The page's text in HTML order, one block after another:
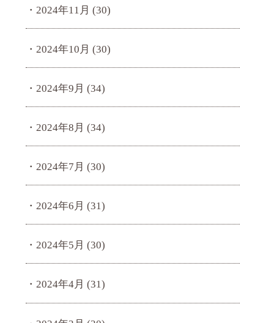
2024年11月 (30)
2024年10月 (30)
2024年9月 (34)
2024年8月 (34)
2024年7月 (30)
2024年6月 (31)
2024年5月 (30)
2024年4月 (31)